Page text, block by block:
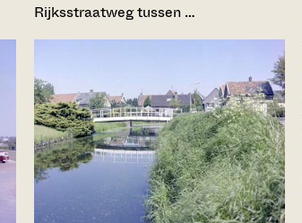
Rijksstraatweg tussen …